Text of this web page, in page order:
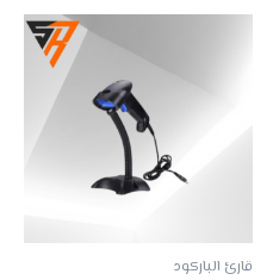
قارئ الباركود